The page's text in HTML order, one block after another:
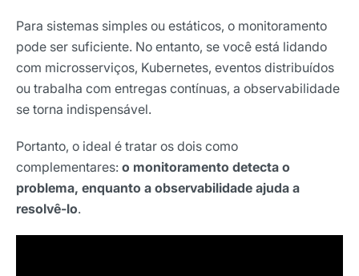
Para sistemas simples ou estáticos, o monitoramento
pode ser suficiente. No entanto, se você está lidando
com microsserviços, Kubernetes, eventos distribuídos
ou trabalha com entregas contínuas, a observabilidade
se torna indispensável.
Portanto, o ideal é tratar os dois como
complementares: o monitoramento detecta o
problema, enquanto a observabilidade ajuda a
resolvê-lo.